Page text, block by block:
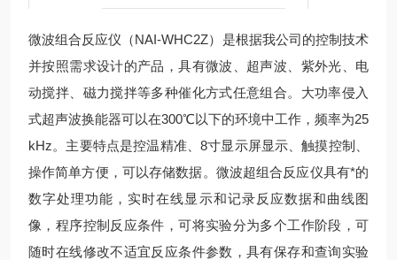
微波组合反应仪（NAI-WHC2Z）是根据我公司的控制技术
并按照需求设计的产品，具有微波、超声波、紫外光、电
动搅拌、磁力搅拌等多种催化方式任意组合。大功率侵入
式超声波换能器可以在300℃以下的环境中工作，频率为25
kHz。主要特点是控温精准、8寸显示屏显示、触摸控制、
操作简单方便，可以存储数据。微波超组合反应仪具有*的
数字处理功能，实时在线显示和记录反应数据和曲线图
像，程序控制反应条件，可将实验分为多个工作阶段，可
随时在线修改不适宜反应条件参数，具有保存和查询实验